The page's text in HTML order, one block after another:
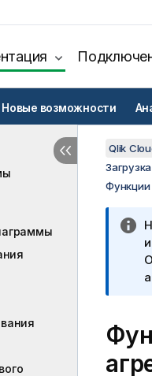
Новые возможности
слова
в
Qlik